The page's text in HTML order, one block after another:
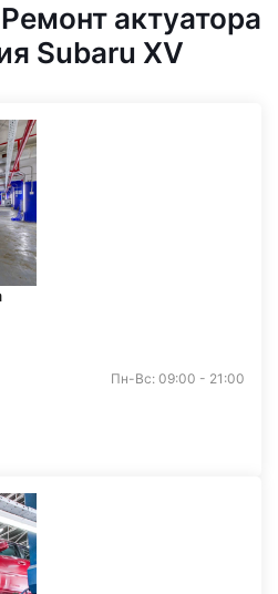
актуатора
Subaru XV
Пн-Вс: 09:00 - 21:00